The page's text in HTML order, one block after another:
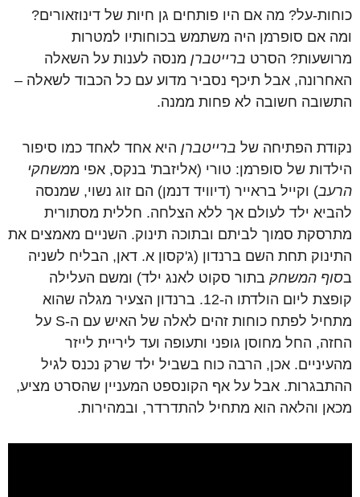
כוחות-על? מה אם היו פותחים גן חיות של דינוזאורים?
ומה אם סופרמן היה משתמש בכוחותיו למטרות
מרושעות? הסרט ברייטברן מנסה לענות על השאלה
האחרונה, אבל תיכף נסביר מדוע עם כל הכבוד לשאלה –
התשובה חשובה לא פחות ממנה.
נקודת הפתיחה של ברייטברן היא אחד לאחד כמו סיפור
הילדות של סופרמן: טורי (אליזבת' בנקס, אפי ממשחקי
הרעב) וקייל בראייר (דיוויד דנמן) הם זוג נשוי, שמנסה
להביא ילד לעולם אך ללא הצלחה. חללית מסתורית
מתרסקת סמוך לביתם ובתוכה תינוק. השניים מאמצים את
התינוק תחת השם ברנדון (ג'קסון א. דאן, הבליח לשניה
בסוף המשחק בתור סקוט לאנג ילד) ומשם העלילה
קופצת ליום הולדתו ה-12. ברנדון הצעיר מגלה שהוא
מתחיל לפתח כוחות זהים לאלה של האיש עם ה-S על
החזה, החל מחוסן גופני ותעופה ועד ליריית לייזר
מהעיניים. אכן, הרבה כוח בשביל ילד שרק נכנס לגיל
ההתבגרות. אבל על אף הקונספט המעניין שהסרט מציע,
מכאן והלאה הוא מתחיל להתדרדר, ובמהירות.